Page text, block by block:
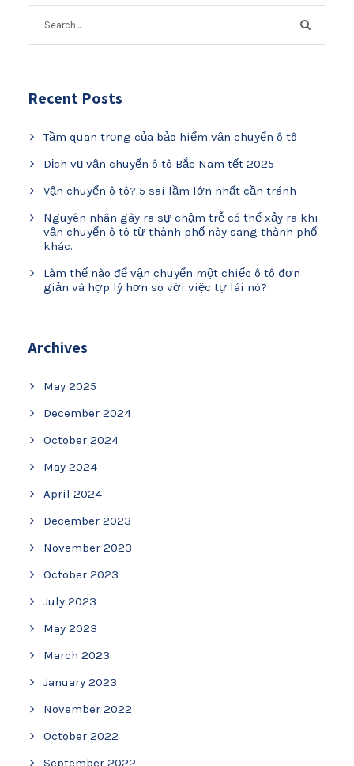
Recent Posts
Tầm quan trọng của bảo hiểm vận chuyển ô tô
Dịch vụ vận chuyển ô tô Bắc Nam tết 2025
Vận chuyển ô tô? 5 sai lầm lớn nhất cần tránh
Nguyên nhân gây ra sự chậm trễ có thể xảy ra khi
vận chuyển ô tô từ thành phố này sang thành phố
khác.
Làm thế nào để vận chuyển một chiếc ô tô đơn
giản và hợp lý hơn so với việc tự lái nó?
Archives
May 2025
December 2024
October 2024
May 2024
April 2024
December 2023
November 2023
October 2023
July 2023
May 2023
March 2023
January 2023
November 2022
October 2022
September 2022